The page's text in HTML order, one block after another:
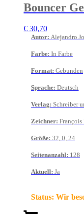
Bouncer
€ 30,70
Autor: Alejandro
Farbe: In Farbe
Format: Gebunden
Sprache: Deutsch
Verlag: Schreiber
Zeichner: François
Größe: 32, 0, 24
Seitenanzahl: 128
Aktuell: Ja
Status: Wir